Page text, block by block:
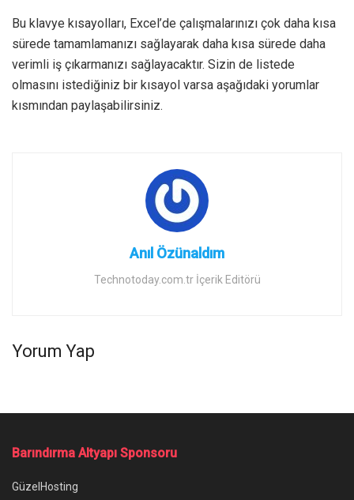
Bu klavye kısayolları, Excel’de çalışmalarınızı çok daha kısa
sürede tamamlamanızı sağlayarak daha kısa sürede daha
verimli iş çıkarmanızı sağlayacaktır. Sizin de listede
olmasını istediğiniz bir kısayol varsa aşağıdaki yorumlar
kısmından paylaşabilirsiniz.
Anıl Özünaldım
Technotoday.com.tr İçerik Editörü
Yorum Yap